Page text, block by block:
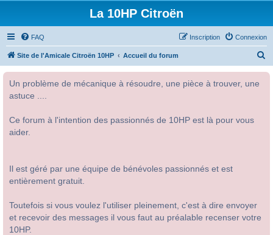
La 10HP Citroën
FAQ Connexion
Inscription
Site de l'Amicale Citroën 10HP Accueil du forum
Un problème de mécanique à résoudre, une pièce à trouver, une
astuce ....
Ce forum à l'intention des passionnés de 10HP est là pour vous
aider.
Il est géré par une équipe de bénévoles passionnés et est
entièrement gratuit.
Toutefois si vous voulez l'utiliser pleinement, c'est à dire envoyer
et recevoir des messages il vous faut au préalable recenser votre
10HP.